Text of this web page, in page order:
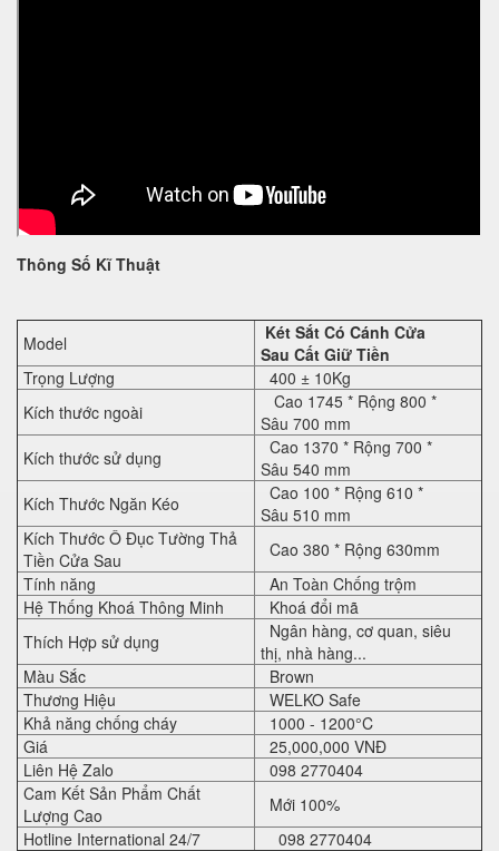
Thông Số Kĩ Thuật
Model
Két Sắt Có Cánh Cửa
Sau Cất Giữ Tiền
Trọng Lượng
400 ± 10Kg
Kích thước ngoài
Cao 1745 * Rộng 800 *
Sâu 700 mm
Kích thước sử dụng
Cao 1370 * Rộng 700 *
Sâu 540 mm
Kích Thước Ngăn Kéo
Cao 100 * Rộng 610 *
Sâu 510 mm
Kích Thước Ô Đục Tường Thả
Tiền Cửa Sau
Cao 380 * Rộng 630mm
Tính năng
An Toàn Chống trộm
Hệ Thống Khoá Thông Minh
Khoá đổi mã
Thích Hợp sử dụng
Ngân hàng, cơ quan, siêu
thị, nhà hàng...
Màu Sắc
Brown
Thương Hiệu
WELKO Safe
Khả năng chống cháy
1000 - 1200°C
Giá
25,000,000 VNĐ
Liên Hệ Zalo
098 2770404
Cam Kết Sản Phẩm Chất
Lượng Cao
Mới 100%
Hotline International 24/7
098 2770404